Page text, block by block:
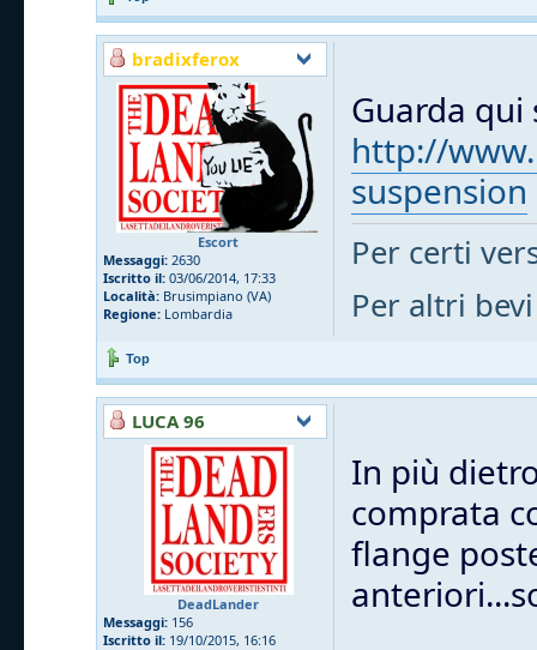
bradixferox
Escort
Messaggi: 2630
Iscritto il: 03/06/2014, 17:33
Località: Brusimpiano (VA)
Regione: Lombardia
Guarda qui
http://
suspension
Per certi
Per altri bevi
Top
LUCA 96
DeadLander
Messaggi: 156
Iscritto il: 19/10/2015, 16:16
In più
comprata
flange